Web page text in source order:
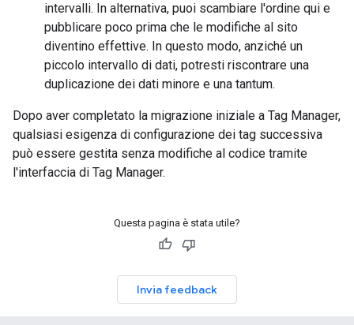
intervalli. In alternativa, puoi scambiare l'ordine qui e
pubblicare poco prima che le modifiche al sito
diventino effettive. In questo modo, anziché un
piccolo intervallo di dati, potresti riscontrare una
duplicazione dei dati minore e una tantum.
Dopo aver completato la migrazione iniziale a Tag Manager,
qualsiasi esigenza di configurazione dei tag successiva
può essere gestita senza modifiche al codice tramite
l'interfaccia di Tag Manager.
Questa pagina è stata utile?
Invia feedback